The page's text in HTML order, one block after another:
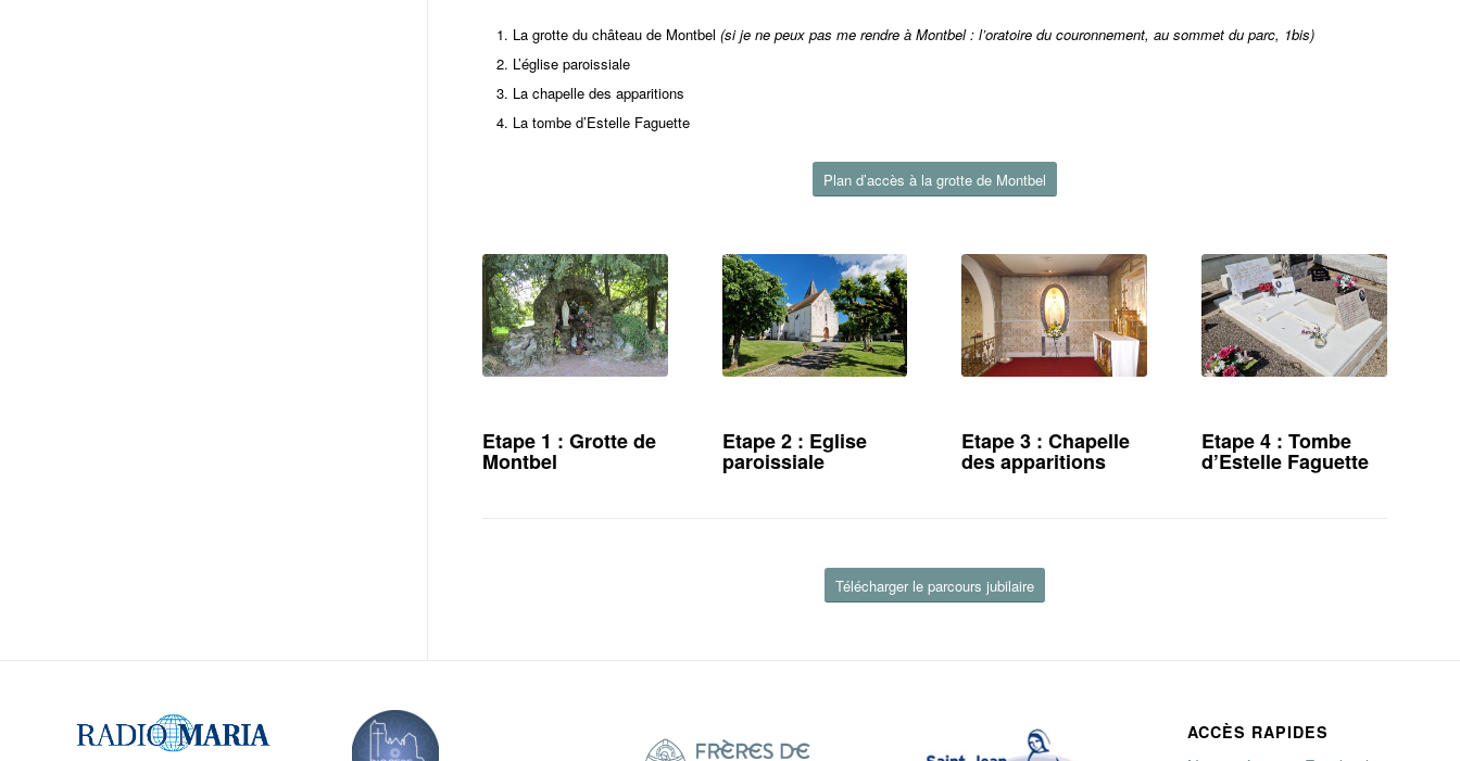
La grotte du château de Montbel (si je ne peux pas me rendre à Montbel : l’oratoire du couronnement, au sommet du parc, 1bis)
L’église paroissiale
La chapelle des apparitions
La tombe d’Estelle Faguette
Plan d’accès à la grotte de Montbel
Etape 1 : Grotte de
Montbel
Etape 2 : Eglise
paroissiale
Etape 3 : Chapelle
des apparitions
Etape 4 : Tombe
d’Estelle Faguette
Télécharger le parcours jubilaire
ACCÈS RAPIDES